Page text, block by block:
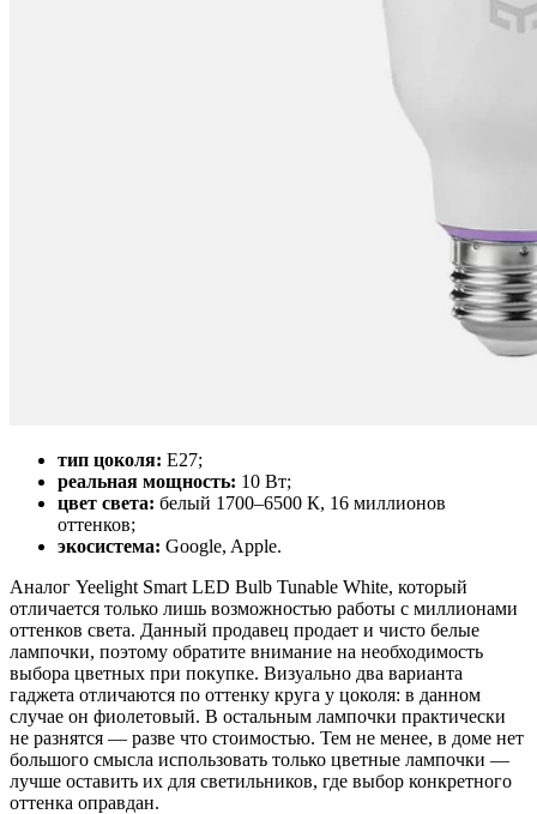
тип цоколя: E27;
реальная мощность: 10 Вт;
цвет света: белый 1700–6500 К, 16 миллионов
оттенков;
экосистема: Google, Apple.
Аналог Yeelight Smart LED Bulb Tunable White, который
отличается только лишь возможностью работы с миллионами
оттенков света. Данный продавец продает и чисто белые
лампочки, поэтому обратите внимание на необходимость
выбора цветных при покупке. Визуально два варианта
гаджета отличаются по оттенку круга у цоколя: в данном
случае он фиолетовый. В остальным лампочки практически
не разнятся — разве что стоимостью. Тем не менее, в доме нет
большого смысла использовать только цветные лампочки —
лучше оставить их для светильников, где выбор конкретного
оттенка оправдан.